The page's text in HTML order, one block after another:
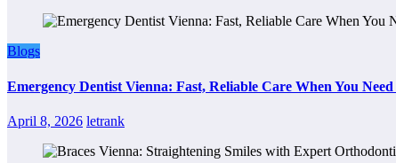
Blogs
Emergency Dentist Vienna: Fast, Reliable Care When You
April 8, 2026 letrank